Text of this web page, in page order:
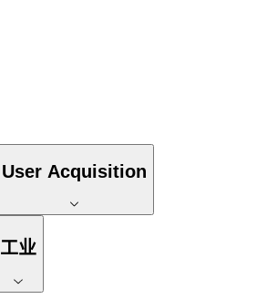
User Acquisition
工业